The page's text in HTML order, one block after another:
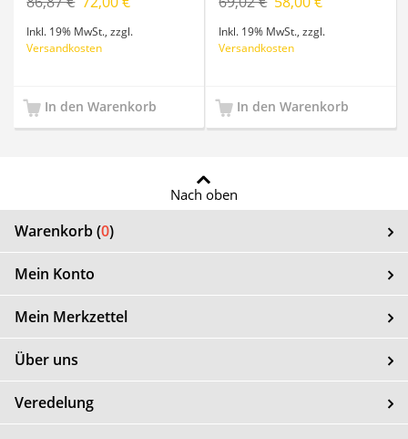
Inkl. 19% MwSt. ,zzgl.
Versandkosten
In den Warenkorb
Inkl. 19% MwSt. ,zzgl.
Versandkosten
In den Warenkorb
Nach oben
Warenkorb (0)
Mein Konto
Mein Merkzettel
Über uns
Veredelung